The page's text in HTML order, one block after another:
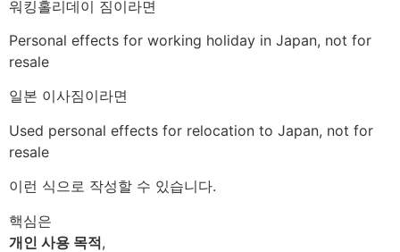
워킹홀리데이 짐이라면
Personal effects for working holiday in Japan, not for
resale
일본 이사짐이라면
Used personal effects for relocation to Japan, not for
resale
이런 식으로 작성할 수 있습니다.
핵심은
개인 사용 목적,